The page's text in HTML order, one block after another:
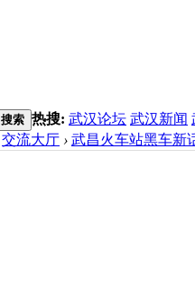
搜索 热搜: 武汉论坛 武汉新闻
交流大厅 › 武昌火车站黑车新